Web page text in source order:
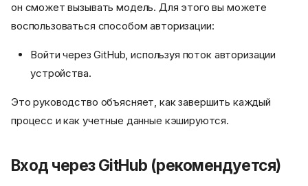
он сможет вызывать модель. Для этого вы можете
воспользоваться способом авторизации:
Войти через GitHub, используя поток авторизации
устройства.
Это руководство объясняет, как завершить каждый
процесс и как учетные данные кэшируются.
Вход через GitHub (рекомендуется)